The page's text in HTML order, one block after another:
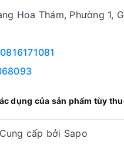
đỏ.
tăng hiệu quả điều trị
Hoa Thám, Phường 1,
0816171081
dụng của sản phẩm tùy
Cung cấp bởi Sapo